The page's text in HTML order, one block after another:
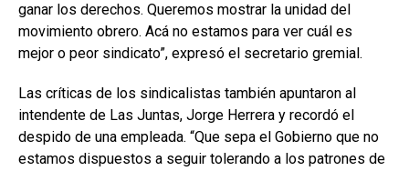
ganar los derechos. Queremos mostrar la unidad del
movimiento obrero. Acá no estamos para ver cuál es
mejor o peor sindicato”, expresó el secretario gremial.
Las críticas de los sindicalistas también apuntaron al
intendente de Las Juntas, Jorge Herrera y recordó el
despido de una empleada. “Que sepa el Gobierno que no
estamos dispuestos a seguir tolerando a los patrones de